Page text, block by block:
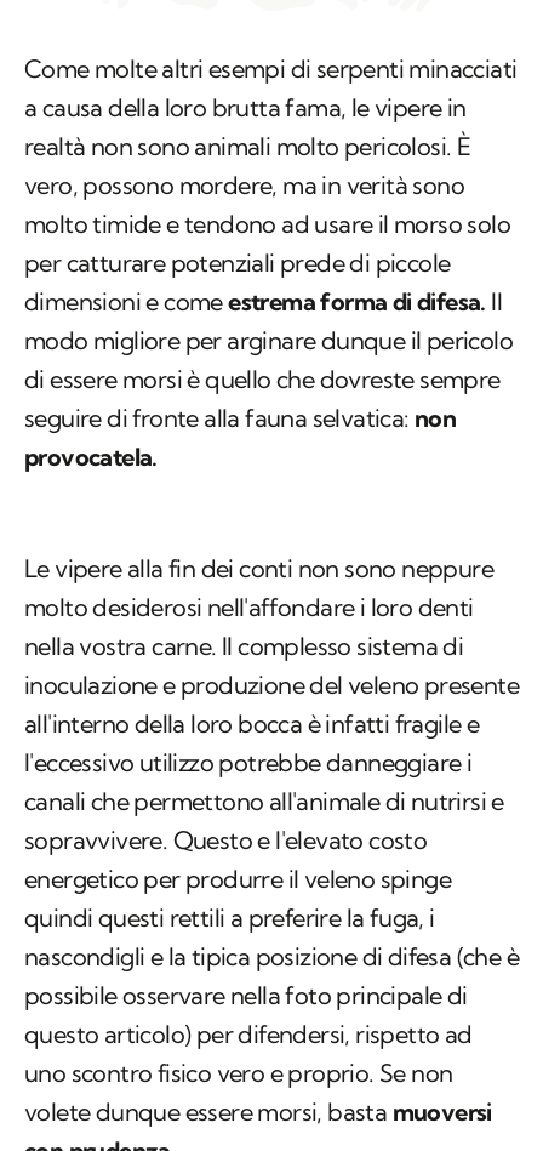
Come molte altri esempi di serpenti minacciati
a causa della loro brutta fama, le vipere in
realtà non sono animali molto pericolosi. È
vero, possono mordere, ma in verità sono
molto timide e tendono ad usare il morso solo
per catturare potenziali prede di piccole
dimensioni e comeestrema forma di difesa. Il
modo migliore per arginare dunque il pericolo
di essere morsi è quello che dovreste sempre
seguire di fronte alla fauna selvatica: non
provocatela.
Le vipere alla fin dei conti non sono neppure
molto desiderosi nell'affondare i loro denti
nella vostra carne. Il complesso sistema di
inoculazione e produzione del veleno presente
all'interno della loro bocca è infatti fragile e
l'eccessivo utilizzo potrebbe danneggiare i
canali che permettono all'animale di nutrirsi e
sopravvivere. Questo e l'elevato costo
energetico per produrre il veleno spinge
quindi questi rettili a preferire la fuga, i
nascondigli e la tipica posizione di difesa (che è
possibile osservare nella foto principale di
questo articolo) per difendersi, rispetto ad
uno scontro fisico vero e proprio. Se non
volete dunque essere morsi, basta muoversi